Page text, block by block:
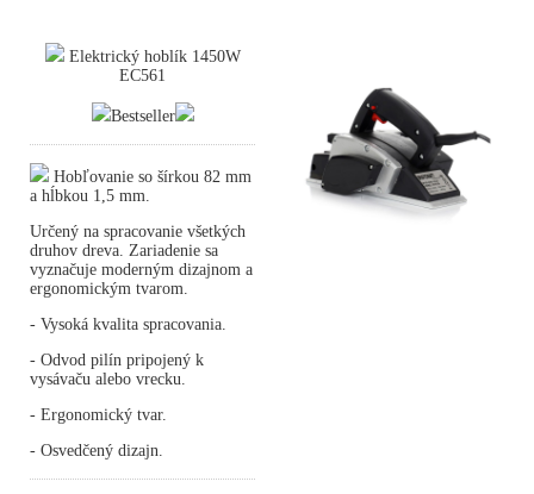
Elektrický hoblík 1450W
EC561
Bestseller
Hobľovanie so šírkou 82 mm
a hĺbkou 1,5 mm.
Určený na spracovanie všetkých
druhov dreva. Zariadenie sa
vyznačuje moderným dizajnom a
ergonomickým tvarom.
- Vysoká kvalita spracovania.
- Odvod pilín pripojený k
vysávaču alebo vrecku.
- Ergonomický tvar.
- Osvedčený dizajn.